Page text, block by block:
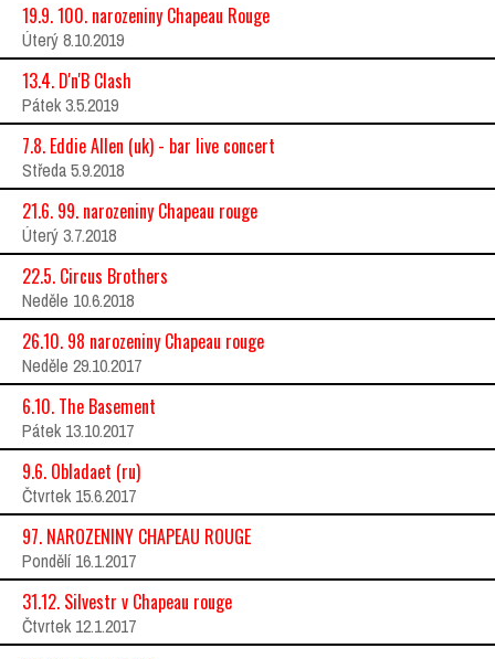
19.9. 100. narozeniny Chapeau Rouge
Úterý 8.10.2019
13.4. D'n'B Clash
Pátek 3.5.2019
7.8. Eddie Allen (uk) - bar live concert
Středa 5.9.2018
21.6. 99. narozeniny Chapeau rouge
Úterý 3.7.2018
22.5. Circus Brothers
Neděle 10.6.2018
26.10. 98 narozeniny Chapeau rouge
Neděle 29.10.2017
6.10. The Basement
Pátek 13.10.2017
9.6. Obladaet (ru)
Čtvrtek 15.6.2017
97. NAROZENINY CHAPEAU ROUGE
Pondělí 16.1.2017
31.12. Silvestr v Chapeau rouge
Čtvrtek 12.1.2017